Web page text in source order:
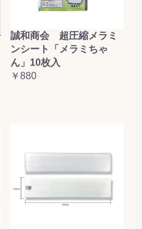
誠和商会 超圧縮メラミ
ンシート「メラミちゃ
ん」10枚入
￥880